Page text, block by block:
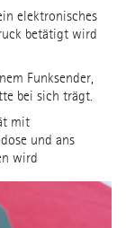
elektronisches
betätigt wird
Funksender,
bei sich trägt.
mit
und ans
wird